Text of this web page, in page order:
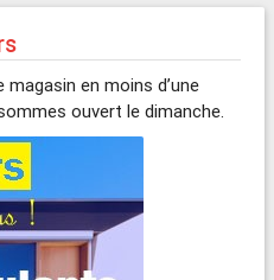
en moins d’une
ouvert le dimanche.